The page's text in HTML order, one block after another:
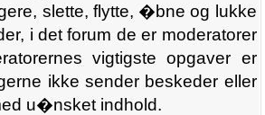
slette, flytte, �bne og lukke
i det forum de er moderatorer
vigtigste opgaver er
ikke sender beskeder eller
u�nsket indhold.